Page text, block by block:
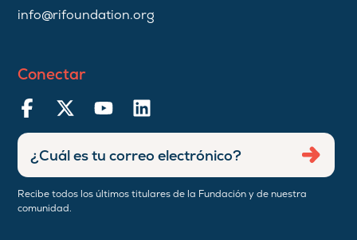
info@rifoundation.org
Conectar
Recibe todos los últimos titulares de la Fundación y de nuestra
comunidad.
Ingresar
dirección
de
correo
Enviar